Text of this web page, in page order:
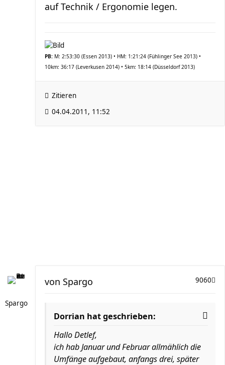
auf Technik / Ergonomie legen.
PB: M: 2:53:30 (Essen 2013) • HM: 1:21:24 (Fühlinger See 2013) •
10km: 36:17 (Leverkusen 2014) • 5km: 18:14 (Düsseldorf 2013)
Zitieren
04.04.2011, 11:52
Spargo
9060
von Spargo
Dorrian hat geschrieben:
Hallo Detlef,
ich hab Januar und Februar allmählich die
Umfänge aufgebaut, anfangs drei, später